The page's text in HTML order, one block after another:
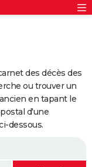
des décès des
ou trouver un
en tapant le
d'une
dessous.